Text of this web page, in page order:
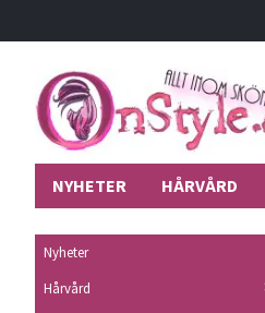
NYHETER HÅRVÅRD
Nyheter
Hårvård